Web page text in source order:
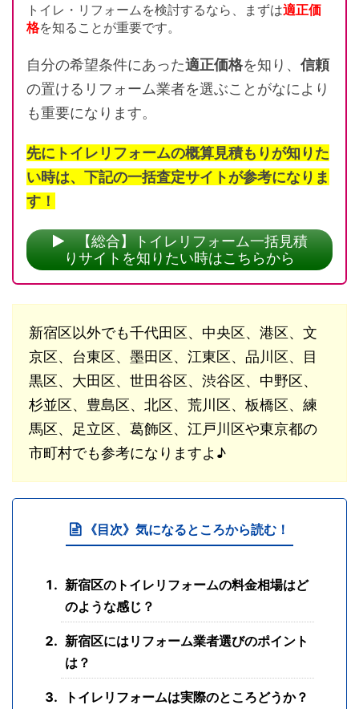
トイレ・リフォームを検討するなら、まずは適正価
格を知ることが重要です。
自分の希望条件にあった適正価格を知り、 信頼
の置けるリフォーム業者を選ぶことがなにより
も重要になります。
先にトイレリフォームの概算見積もりが知りた
い時は、下記の一括査定サイトが参考になりま
す！
【総合】トイレリフォーム一括見積
りサイトを知りたい時はこちらから
新宿区以外でも千代田区、中央区、港区、文
京区、台東区、墨田区、江東区、品川区、目
黒区、大田区、世田谷区、渋谷区、中野区、
杉並区、豊島区、北区、荒川区、板橋区、練
馬区、足立区、葛飾区、江戸川区や東京都の
市町村でも参考になりますよ♪
《目次》気になるところから読む！
新宿区のトイレリフォームの料金相場はど
のような感じ？
新宿区にはリフォーム業者選びのポイント
は？
トイレリフォームは実際のところどうか？